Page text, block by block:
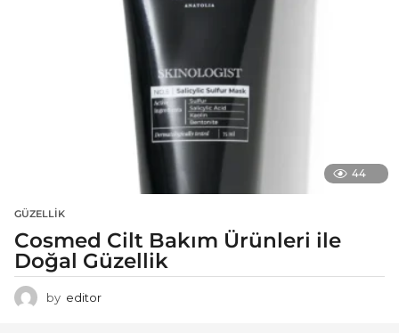
44
GÜZELLIK
Cosmed Cilt Bakım Ürünleri ile
Doğal Güzellik
by editor